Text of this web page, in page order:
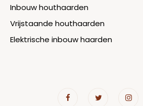
Inbouw houthaarden
Vrijstaande houthaarden
Elektrische inbouw haarden